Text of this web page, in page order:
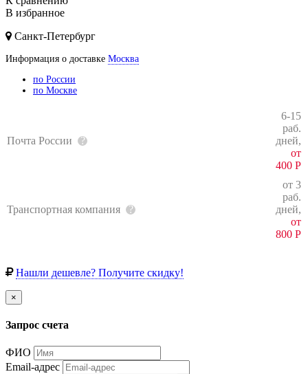
В избранное
Санкт-Петербург
Информация о доставке Москва
по России
по Москве
Почта России
6-15
раб.
дней,
от
400 Р
Транспортная компания
от 3
раб.
дней,
от
800 Р
Нашли дешевле? Получите скидку!
×
Запрос счета
ФИО
Email-адрес